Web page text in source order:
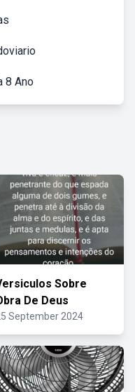
8 Ano
Sobre
De Deus
September 2024